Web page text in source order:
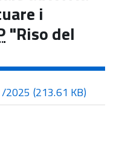
i
"Riso del
2025 (213.61 KB)